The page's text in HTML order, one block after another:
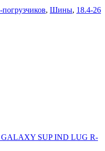
, Шины, 18.4-26
SUP IND LUG R-